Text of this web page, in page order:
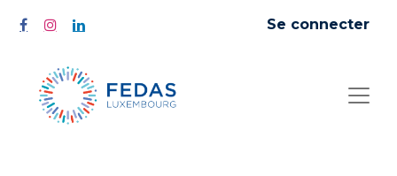
Se connecter